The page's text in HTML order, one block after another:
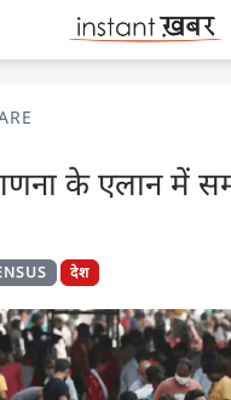
के एलान में
देश